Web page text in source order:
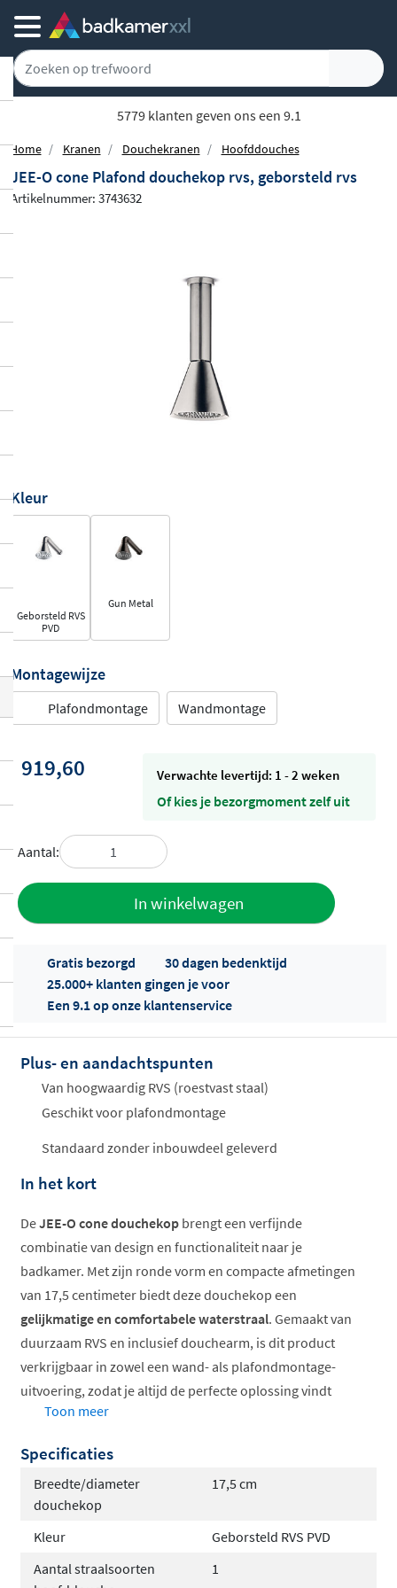
5779 klanten geven ons een 9.1
Home Kranen Douchekranen Hoofddouches
JEE-O cone Plafond douchekop rvs, geborsteld rvs
Artikelnummer: 3743632
Kleur
Geborsteld RVS
PVD
Gun Metal
Montagewijze
Plafondmontage Wandmontage
919,60 Verwachte levertijd: 1 - 2 weken
Of kies je bezorgmoment zelf uit
Aantal:
In winkelwagen
Offertes
ophalen...
Gratis bezorgd
30 dagen bedenktijd
25.000+ klanten gingen je voor
Een 9.1 op onze klantenservice
Plus- en aandachtspunten
Van hoogwaardig RVS (roestvast staal)
Geschikt voor plafondmontage
Standaard zonder inbouwdeel geleverd
In het kort
DeJEE-O cone douchekop brengt een verfijnde
combinatie van design en functionaliteit naar je
badkamer. Met zijn ronde vorm en compacte afmetingen
van 17,5 centimeter biedt deze douchekop een
gelijkmatige en comfortabele waterstraal. Gemaakt van
duurzaam RVS en inclusief douchearm, is dit product
verkrijgbaar in zowel een wand- als plafondmontage-
uitvoering, zodat je altijd de perfecte oplossing vindt
voor jouw badkameropstelling.
Ronde douchekop van 17,5 cm diameter
Inclusief douchearm voor eenvoudige montage
Verkrijgbaar voor wand- en plafondmontage
Toon meer
Specificaties
Breedte/diameter
douchekop
17,5 cm
Kleur
Geborsteld RVS PVD
Aantal straalsoorten
1